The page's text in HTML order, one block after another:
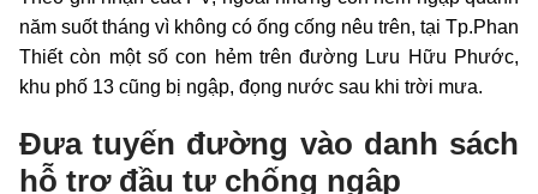
năm suốt tháng vì không có ống cống nêu trên, tại Tp.Phan
Thiết còn một số con hẻm trên đường Lưu Hữu Phước,
khu phố 13 cũng bị ngập, đọng nước sau khi trời mưa.
Đưa tuyến đường vào danh sách
hỗ trợ đầu tư chống ngập